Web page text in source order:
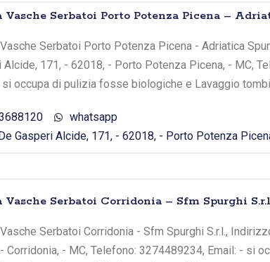
Vasche Serbatoi Porto Potenza Picena –
Serbatoi Porto Potenza Picena - Adriatica
Alcide, 171, - 62018, - Porto Potenza Picena, - MC,
si occupa di pulizia fosse biologiche e Lavaggio
whatsapp
Gasperi Alcide, 171, - 62018, - Porto Potenza
Vasche Serbatoi Corridonia – Sfm Spurghi
Serbatoi Corridonia - Sfm Spurghi S.r.l.,
Corridonia, - MC, Telefono: 3274489234, Email: - si